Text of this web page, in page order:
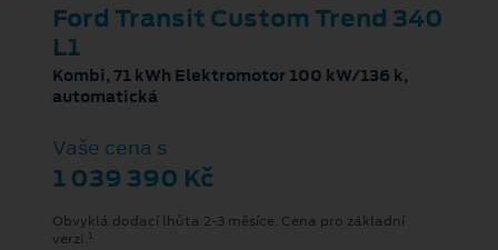
Ford Transit Custom Trend 340
L1
Kombi, 71 kWh Elektromotor 100 kW/136 k,
automatická
Vaše cena s
1 039 390 Kč
Obvyklá dodací lhůta 2-3 měsíce. Cena pro základní
verzi. 1